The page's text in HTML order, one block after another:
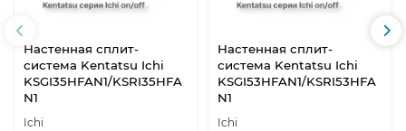
Настенная сплит-
система Kentatsu Ichi
KSGI35HFAN1/KSRI35HFA
N1
Ichi
Настенная сплит-
система Kentatsu Ichi
KSGI53HFAN1/KSRI53HFA
N1
Ichi